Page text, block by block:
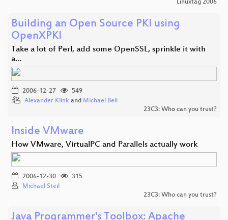
Linuxtag 2006
Building an Open Source PKI using
OpenXPKI
Take a lot of Perl, add some OpenSSL, sprinkle it with
a…
2006-12-27
549
Alexander Klink and Michael Bell
23C3: Who can you trust?
Inside VMware
How VMware, VirtualPC and Parallels actually work
2006-12-30
315
Michael Steil
23C3: Who can you trust?
Java Programmer's Toolbox: Apache